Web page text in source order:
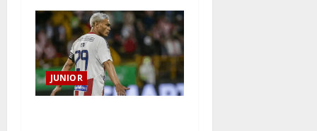
JUNIOR